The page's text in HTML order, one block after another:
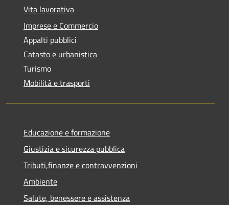
Vita lavorativa
Imprese e Commercio
Appalti pubblici
Catasto e urbanistica
Turismo
Mobilità e trasporti
Educazione e formazione
Giustizia e sicurezza pubblica
Tributi,finanze e contravvenzioni
Ambiente
Salute, benessere e assistenza